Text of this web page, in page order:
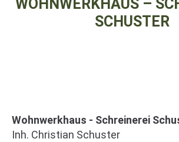
WOHNWERKHAUS –
SCHUSTER
Wohnwerkhaus - Schreinerei
Inh. Christian Schuster